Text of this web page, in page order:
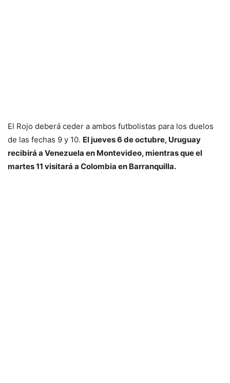
El Rojo deberá ceder a ambos futbolistas para los duelos
de las fechas 9 y 10. El jueves 6 de octubre, Uruguay
recibirá a Venezuela en Montevideo, mientras que el
martes 11 visitará a Colombia en Barranquilla.